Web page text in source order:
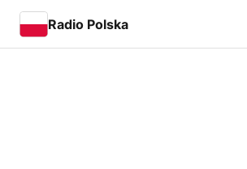
Radio Polska